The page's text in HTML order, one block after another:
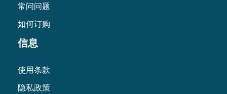
常问问题
如何订购
信息
使用条款
隐私政策